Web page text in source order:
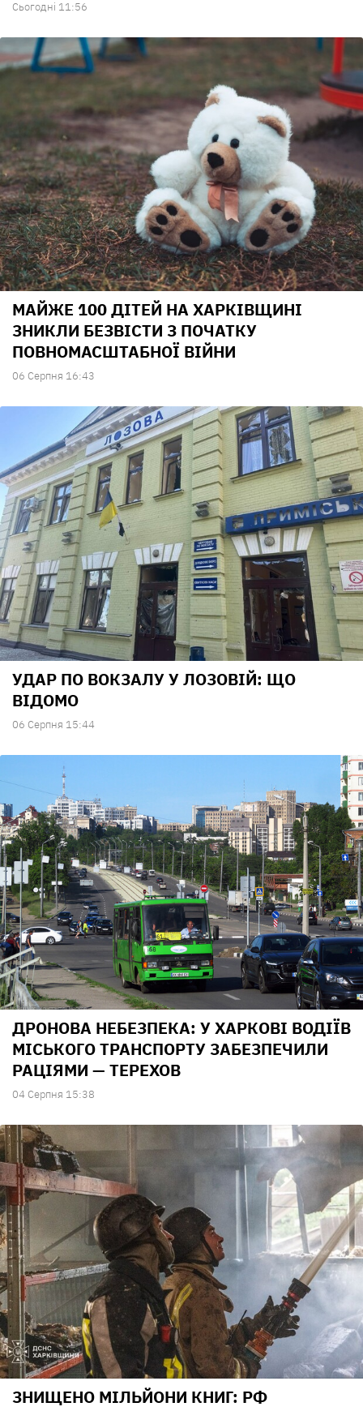
Сьогодні 11:56
МАЙЖЕ 100 ДІТЕЙ НА ХАРКІВЩИНІ
ЗНИКЛИ БЕЗВІСТИ З ПОЧАТКУ
ПОВНОМАСШТАБНОЇ ВІЙНИ
06 Серпня 16:43
УДАР ПО ВОКЗАЛУ У ЛОЗОВІЙ: ЩО
ВІДОМО
06 Серпня 15:44
ДРОНОВА НЕБЕЗПЕКА: У ХАРКОВІ ВОДІЇВ
МІСЬКОГО ТРАНСПОРТУ ЗАБЕЗПЕЧИЛИ
РАЦІЯМИ — ТЕРЕХОВ
04 Серпня 15:38
ЗНИЩЕНО МІЛЬЙОНИ КНИГ: РФ